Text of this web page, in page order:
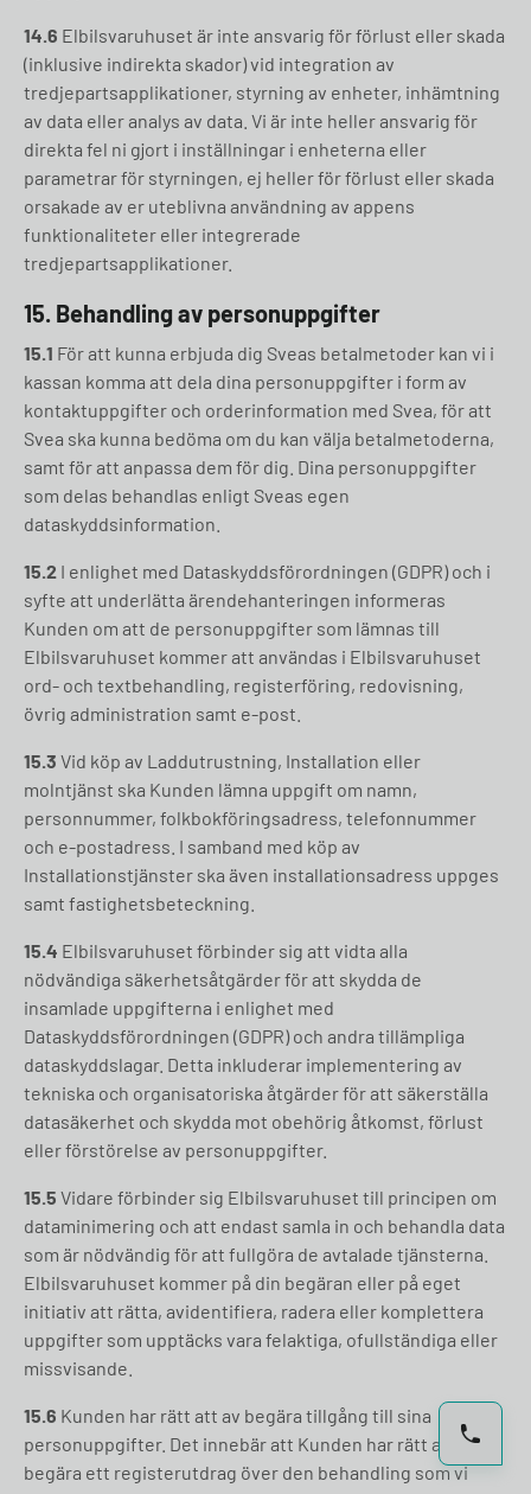
14.6 Elbilsvaruhuset är inte ansvarig för förlust eller skada
(inklusive indirekta skador) vid integration av
tredjepartsapplikationer, styrning av enheter, inhämtning
av data eller analys av data. Vi är inte heller ansvarig för
direkta fel ni gjort i inställningar i enheterna eller
parametrar för styrningen, ej heller för förlust eller skada
orsakade av er uteblivna användning av appens
funktionaliteter eller integrerade
tredjepartsapplikationer.
15. Behandling av personuppgifter
15.1 För att kunna erbjuda dig Sveas betalmetoder kan vi i
kassan komma att dela dina personuppgifter i form av
kontaktuppgifter och orderinformation med Svea, för att
Svea ska kunna bedöma om du kan välja betalmetoderna,
samt för att anpassa dem för dig. Dina personuppgifter
som delas behandlas enligt Sveas egen
dataskyddsinformation.
15.2 I enlighet med Dataskyddsförordningen (GDPR) och i
syfte att underlätta ärendehanteringen informeras
Kunden om att de personuppgifter som lämnas till
Elbilsvaruhuset kommer att användas i Elbilsvaruhuset
ord- och textbehandling, registerföring, redovisning,
övrig administration samt e-post.
15.3 Vid köp av Laddutrustning, Installation eller
molntjänst ska Kunden lämna uppgift om namn,
personnummer, folkbokföringsadress, telefonnummer
och e-postadress. I samband med köp av
Installationstjänster ska även installationsadress uppges
samt fastighetsbeteckning.
15.4 Elbilsvaruhuset förbinder sig att vidta alla
nödvändiga säkerhetsåtgärder för att skydda de
insamlade uppgifterna i enlighet med
Dataskyddsförordningen (GDPR) och andra tillämpliga
dataskyddslagar. Detta inkluderar implementering av
tekniska och organisatoriska åtgärder för att säkerställa
datasäkerhet och skydda mot obehörig åtkomst, förlust
eller förstörelse av personuppgifter.
15.5 Vidare förbinder sig Elbilsvaruhuset till principen om
dataminimering och att endast samla in och behandla data
som är nödvändig för att fullgöra de avtalade tjänsterna.
Elbilsvaruhuset kommer på din begäran eller på eget
initiativ att rätta, avidentifiera, radera eller komplettera
uppgifter som upptäcks vara felaktiga, ofullständiga eller
missvisande.
15.6 Kunden har rätt att av begära tillgång till sina
personuppgifter. Det innebär att Kunden har rätt att
begära ett registerutdrag över den behandling som vi